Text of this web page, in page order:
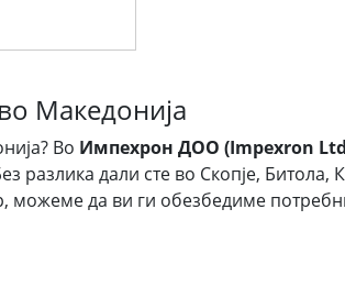
Македонија
Во Импехрон ДОО (Impexron
разлика дали сте во Скопје,
можеме да ви ги обезбедиме